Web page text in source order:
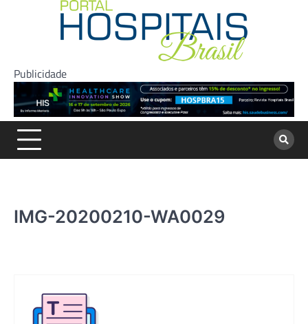
Publicidade
IMG-20200210-WA0029